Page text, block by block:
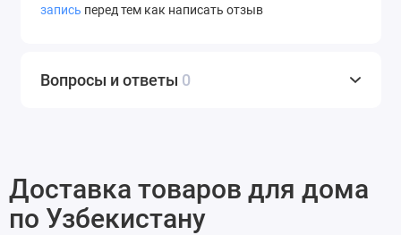
запись перед тем как написать отзыв
Вопросы и ответы 0
Доставка товаров для дома
по Узбекистану